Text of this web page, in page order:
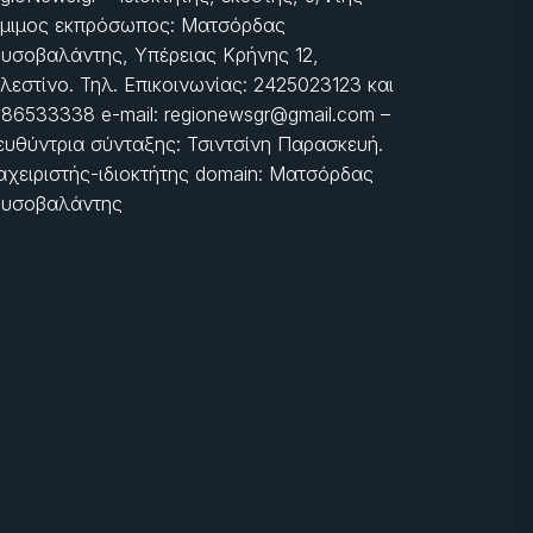
εκπρόσωπος: Ματσόρδας
Υπέρειας Κρήνης 12,
Τηλ. Επικοινωνίας: 2425023123 και
e-mail: regionewsgr@gmail.com –
σύνταξης: Τσιντσίνη Παρασκευή.
ιδιοκτήτης domain: Ματσόρδας